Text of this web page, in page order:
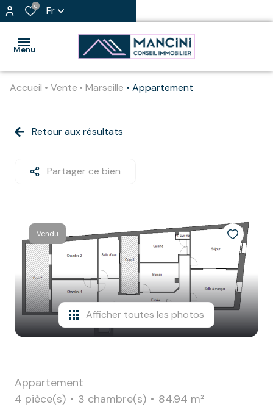
0 Fr
Menu
nos
appartement
loft
professionnel
immeuble
l'agence
bien
vendre
biens
vendus
contact
Accueil Vente Marseille Appartement
Retour aux résultats
Partager ce bien
Vendu
Afficher toutes les photos
Appartement
4 pièce(s)
3 chambre(s)
84.94 m²